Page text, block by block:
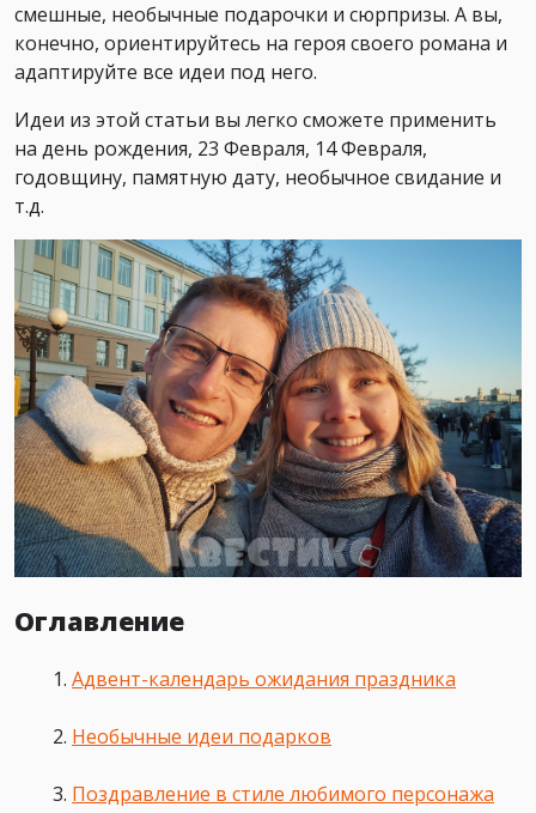
смешные, необычные подарочки и сюрпризы. А вы,
конечно, ориентируйтесь на героя своего романа и
адаптируйте все идеи под него.
Идеи из этой статьи вы легко сможете применить
на день рождения, 23 Февраля, 14 Февраля,
годовщину, памятную дату, необычное свидание и
т.д.
Оглавление
Адвент-календарь ожидания праздника
Необычные идеи подарков
Поздравление в стиле любимого персонажа